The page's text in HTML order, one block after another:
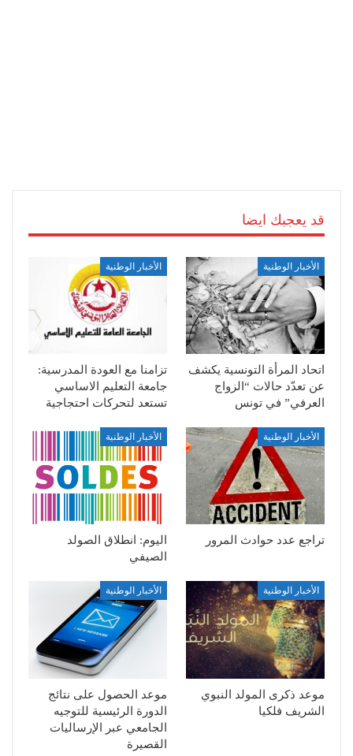
قد يعجبك ايضا
الأخبار الوطنية
اتحاد المرأة التونسية يكشف
عن تعدّد حالات “الزواج
العرفي” في تونس
الأخبار الوطنية
تزامنا مع العودة المدرسية:
جامعة التعليم الاساسي
تستعد لتحركات احتجاجية
الأخبار الوطنية
تراجع عدد حوادث المرور
الأخبار الوطنية
اليوم: انطلاق الصولد
الصيفي
الأخبار الوطنية
موعد ذكرى المولد النبوي
الشريف فلكيا
الأخبار الوطنية
موعد الحصول على نتائج
الدورة الرئيسية للتوجيه
الجامعي عبر الإرساليات
القصيرة